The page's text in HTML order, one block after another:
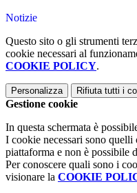
Notizie
Questo sito o gli strumenti
cookie necessari al
COOKIE POLICY.
Personalizza Rifiuta tutti i
Gestione cookie
In questa schermata è
I cookie necessari sono
piattaforma e non è possibile
Per conoscere quali sono i
visionare la COOKIE